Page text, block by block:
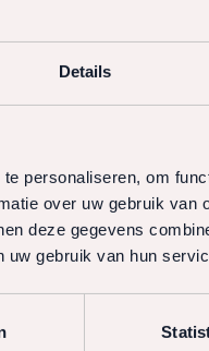
Details
personaliseren, om
over uw gebruik van
deze gegevens
uw gebruik van hun